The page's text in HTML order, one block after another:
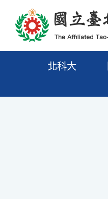
移至網頁之主要內容區位置
北科大